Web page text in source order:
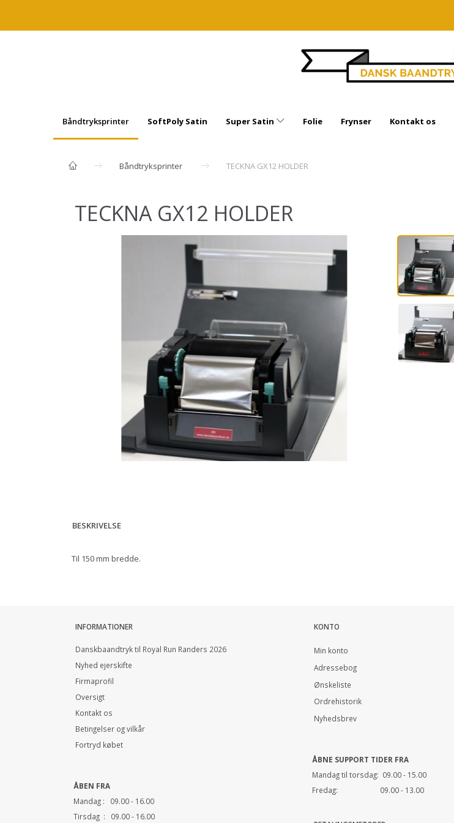
Båndtryksprinter SoftPoly Satin Super Satin Folie Frynser Kontakt os
Båndtryksprinter TECKNA GX12 HOLDER
TECKNA GX12 HOLDER
BESKRIVELSE
Til 150 mm bredde.
INFORMATIONER
Danskbaandtryk til Royal Run Randers 2026
Nyhed ejerskifte
Firmaprofil
Oversigt
Kontakt os
Betingelser og vilkår
Fortryd købet
ÅBEN FRA
Mandag : 09.00 - 16.00
Tirsdag : 09.00 - 16.00
KONTO
Min konto
Adressebog
Ønskeliste
Ordrehistorik
Nyhedsbrev
ÅBNE SUPPORT TIDER FRA
Mandag til torsdag: 09.00 - 15.00
Fredag: 09.00 - 13.00